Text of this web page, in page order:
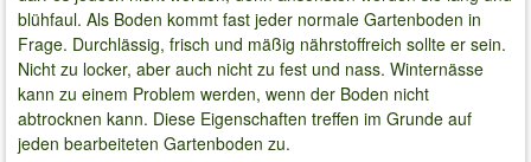
blühfaul. Als Boden kommt fast jeder normale Gartenboden in
Frage. Durchlässig, frisch und mäßig nährstoffreich sollte er sein.
Nicht zu locker, aber auch nicht zu fest und nass. Winternässe
kann zu einem Problem werden, wenn der Boden nicht
abtrocknen kann. Diese Eigenschaften treffen im Grunde auf
jeden bearbeiteten Gartenboden zu.